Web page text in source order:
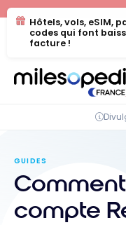
Panneau de gestion
Se
rendreHôtels, vols, eSIM,
codes qui font
facture !
GUIDES
compte